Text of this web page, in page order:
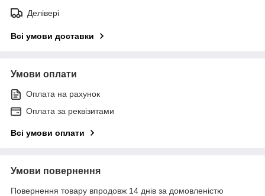
Делівері
Всі умови доставки
Умови оплати
Оплата на рахунок
Оплата за реквізитами
Всі умови оплати
Умови повернення
Повернення товару впродовж 14 днів за домовленістю